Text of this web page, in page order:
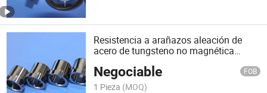
Resistencia a arañazos aleación de
acero de tungsteno no magnética
Negociable FOB
1 Pieza (MOQ)